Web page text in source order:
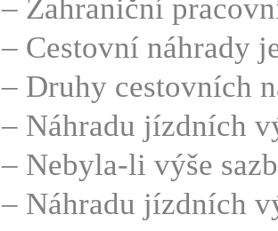
– Zahraniční
– Cestovní náhrady
– Druhy cestovních
– Náhradu jízdních
– Nebyla-li výše
– Náhradu jízdních